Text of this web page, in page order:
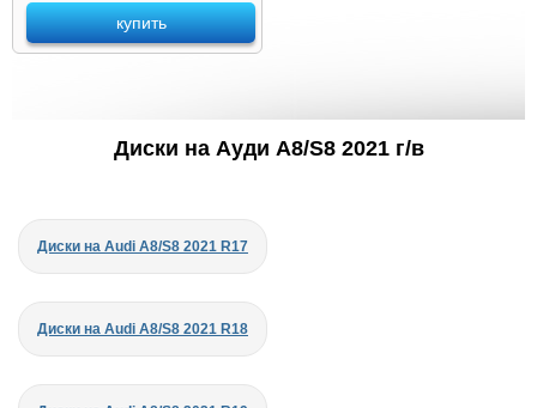
купить
Диски на Ауди A8/S8 2021 г/в
Диски на Audi A8/S8 2021 R17
Диски на Audi A8/S8 2021 R18